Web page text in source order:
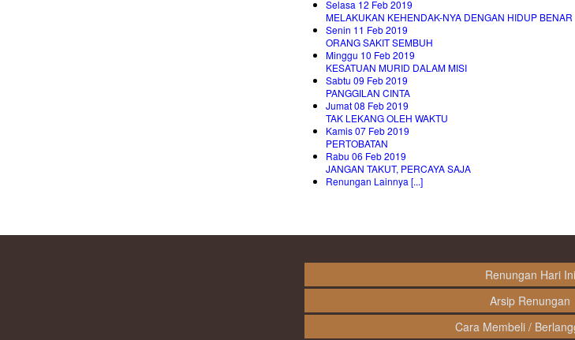
Selasa 12 Feb 2019
MELAKUKAN KEHENDAK-NYA DENGAN HIDUP BENAR
Senin 11 Feb 2019
ORANG SAKIT SEMBUH
Minggu 10 Feb 2019
KESATUAN MURID DALAM MISI
Sabtu 09 Feb 2019
PANGGILAN CINTA
Jumat 08 Feb 2019
TAK LEKANG OLEH WAKTU
Kamis 07 Feb 2019
PERTOBATAN
Rabu 06 Feb 2019
JANGAN TAKUT, PERCAYA SAJA
Renungan Lainnya [...]
Renungan Hari Ini
Arsip Renungan
Cara Membeli /